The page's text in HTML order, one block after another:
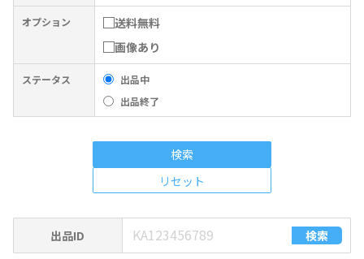
オプション
送料無料
画像あり
ステータス
出品中
出品終了
リセット
検索
出品ID 検索